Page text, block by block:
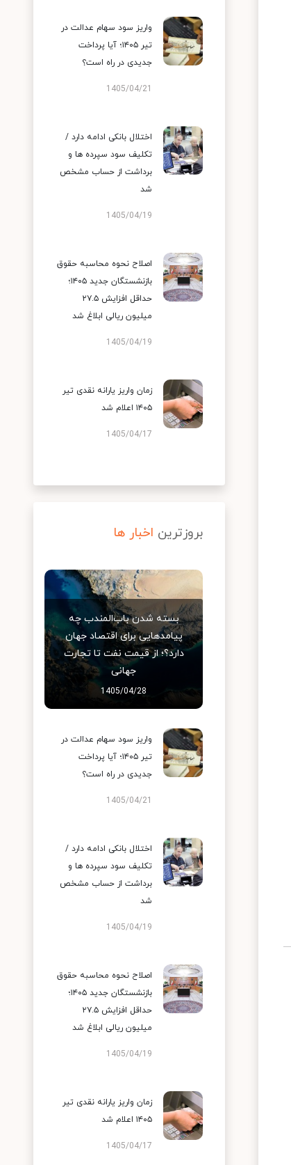
واریز سود سهام عدالت در
تیر ۱۴۰۵؛ آیا پرداخت
جدیدی در راه است؟
1405/04/21
اختلال بانکی ادامه دارد /
تکلیف سود سپرده ها و
برداشت از حساب مشخص
شد
1405/04/19
اصلاح نحوه محاسبه حقوق
بازنشستگان جدید ۱۴۰۵؛
حداقل افزایش ۲۷.۵
میلیون ریالی ابلاغ شد
1405/04/19
زمان واریز یارانه نقدی تیر
۱۴۰۵ اعلام شد
1405/04/17
بروزترین اخبار ها
بسته شدن باب‌المندب چه
پیامدهایی برای اقتصاد جهان
دارد؟؛ از قیمت نفت تا تجارت
جهانی
1405/04/28
واریز سود سهام عدالت در
تیر ۱۴۰۵؛ آیا پرداخت
جدیدی در راه است؟
1405/04/21
اختلال بانکی ادامه دارد /
تکلیف سود سپرده ها و
برداشت از حساب مشخص
شد
1405/04/19
اصلاح نحوه محاسبه حقوق
بازنشستگان جدید ۱۴۰۵؛
حداقل افزایش ۲۷.۵
میلیون ریالی ابلاغ شد
1405/04/19
زمان واریز یارانه نقدی تیر
۱۴۰۵ اعلام شد
1405/04/17